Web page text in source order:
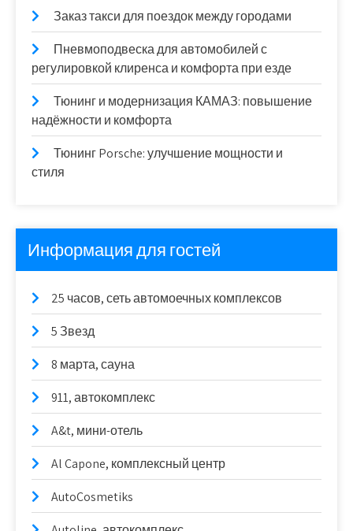
Заказ такси для поездок между городами
Пневмоподвеска для автомобилей с
регулировкой клиренса и комфорта при езде
Тюнинг и модернизация КАМАЗ: повышение
надёжности и комфорта
Тюнинг Porsche: улучшение мощности и
стиля
Информация для гостей
25 часов, сеть автомоечных комплексов
5 Звезд
8 марта, сауна
911, автокомплекс
A&t, мини-отель
Al Capone, комплексный центр
AutoCosmetiks